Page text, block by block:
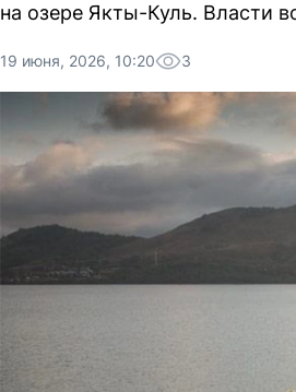
на озере Якты-Куль. Власти
19 июня, 2026, 10:20 3